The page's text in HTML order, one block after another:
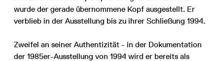
wurde der gerade übernommene Kopf ausgestellt. Er
verblieb in der Ausstellung bis zu ihrer Schließung 1994.
Zweifel an seiner Authentizität - in der Dokumentation
der 1985er-Ausstellung von 1994 wird er bereits als